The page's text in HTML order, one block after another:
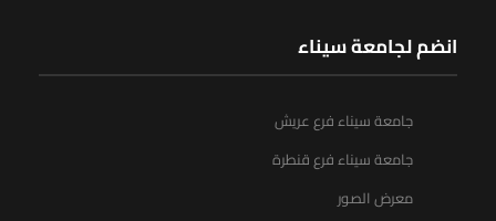
انضم لجامعة سيناء
جامعة سيناء فرع عريش
جامعة سيناء فرع قنطرة
معرض الصور